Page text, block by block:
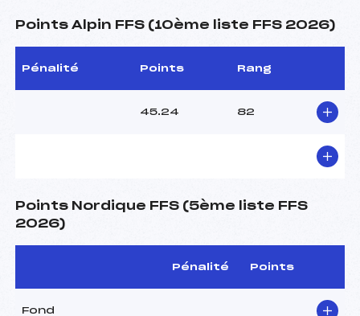
Points Alpin FFS (10ème liste FFS 2026)
Pénalité Points Rang
45.24 82
Points Nordique FFS (5ème liste FFS
2026)
Pénalité Points
Fond